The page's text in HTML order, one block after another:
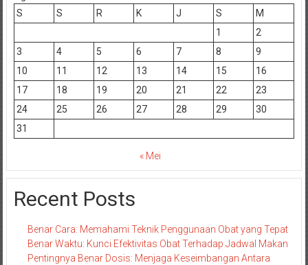
S
S R K J S
M
1
2
3
4 5 6 7 8
9
10
11 12 13 14 15
16
17
18 19 20 21 22
23
24
25 26 27 28 29
30
31
« Mei
Recent Posts
Benar Cara: Memahami Teknik Penggunaan Obat yang Tepat
Benar Waktu: Kunci Efektivitas Obat Terhadap Jadwal Makan
Pentingnya Benar Dosis: Menjaga Keseimbangan Antara